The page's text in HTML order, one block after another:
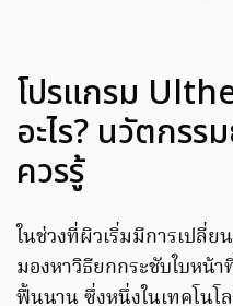
โปรแกรม
อะไร? นวัตกร
ควรรู้
ในช่วงที่ผิวเริ่มมีการเปลี่
มองหาวิธียกกระชับใบหน้
ฟื้นนาน ซึ่งหนึ่งในเทคโน